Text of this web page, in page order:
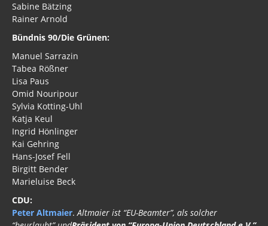
Sabine Bätzing
Rainer Arnold
Bündnis 90/Die Grünen:
Manuel Sarrazin
Tabea Rößner
Lisa Paus
Omid Nouripour
Sylvia Kotting-Uhl
Katja Keul
Ingrid Hönlinger
Kai Gehring
Hans-Josef Fell
Birgitt Bender
Marieluise Beck
CDU:
Peter Altmaier.Altmaier ist “EU-Beamter”, als solcher